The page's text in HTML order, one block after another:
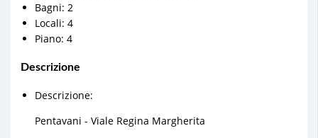
Bagni: 2
Locali: 4
Piano: 4
Descrizione
Descrizione:
Pentavani - Viale Regina Margherita